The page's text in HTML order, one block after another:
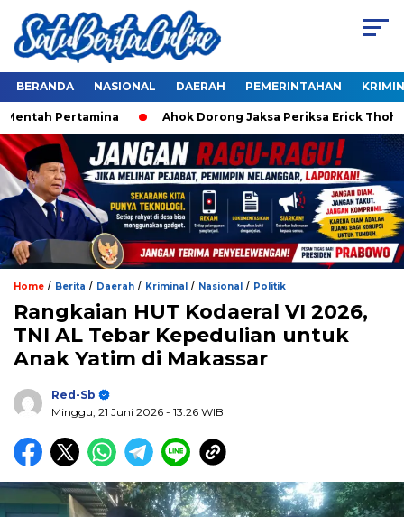
BERANDA NASIONAL DAERAH PEMERINTAHAN
Pertamina Ahok Dorong Jaksa Periksa Erick Thohir
Home / Berita / Daerah / Kriminal / Nasional / Politik
Rangkaian HUT Kodaeral VI 2026,
TNI AL Tebar Kepedulian untuk
Anak Yatim di Makassar
Red-Sb
Minggu, 21 Juni 2026 - 13:26 WIB